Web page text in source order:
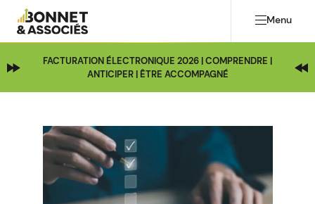
Menu
FACTURATION ÉLECTRONIQUE 2026 | COMPRENDRE |
ANTICIPER | ÊTRE ACCOMPAGNÉ